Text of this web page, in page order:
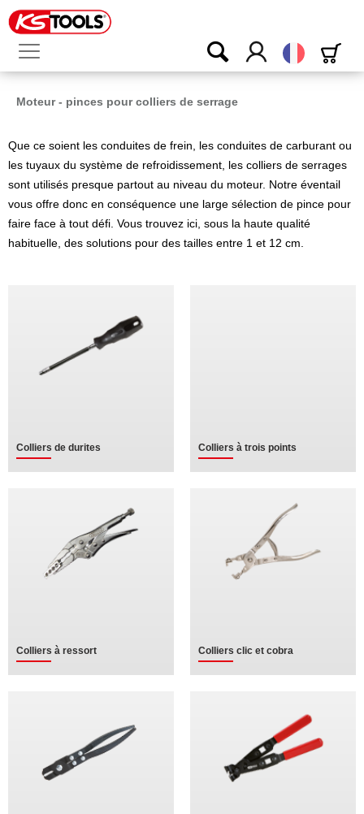
Français
Moteur - pinces pour colliers de serrage
Que ce soient les conduites de frein, les conduites de carburant ou
les tuyaux du système de refroidissement, les colliers de serrages
sont utilisés presque partout au niveau du moteur. Notre éventail
vous offre donc en conséquence une large sélection de pince pour
faire face à tout défi. Vous trouvez ici, sous la haute qualité
habituelle, des solutions pour des tailles entre 1 et 12 cm.
Colliers de durites Colliers à trois points
Colliers à ressort Colliers clic et cobra